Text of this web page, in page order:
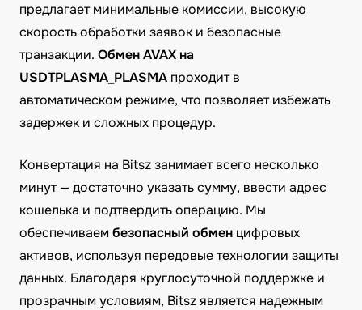
предлагает минимальные комиссии, высокую
скорость обработки заявок и безопасные
транзакции. Обмен AVAX на
USDTPLASMA_PLASMA проходит в
автоматическом режиме, что позволяет избежать
задержек и сложных процедур.
Конвертация на Bitsz занимает всего несколько
минут — достаточно указать сумму, ввести адрес
кошелька и подтвердить операцию. Мы
обеспечиваембезопасный обмен цифровых
активов, используя передовые технологии защиты
данных. Благодаря круглосуточной поддержке и
прозрачным условиям, Bitsz является надежным